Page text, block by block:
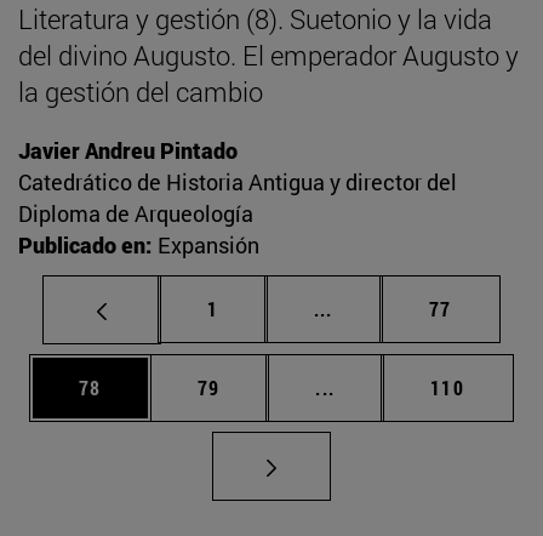
Literatura y gestión (8). Suetonio y la vida
del divino Augusto. El emperador Augusto y
la gestión del cambio
Javier Andreu Pintado
Catedrático de Historia Antigua y director del
Diploma de Arqueología
Publicado en: Expansión
Página
1 ... Páginas intermedias
Página
77
Página
78 Página
79 ... Páginas intermedias
Página
110